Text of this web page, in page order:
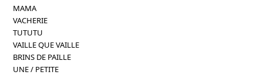
MAMA
VACHERIE
TUTUTU
VAILLE QUE VAILLE
BRINS DE PAILLE
UNE / PETITE